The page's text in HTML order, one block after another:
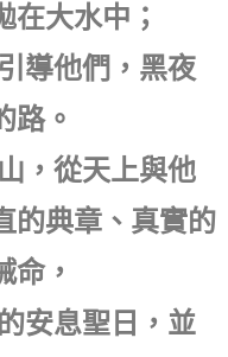
在大水中；
導他們，黑夜
路。
，從天上與他
的典章、真實的
命，
安息聖日，並